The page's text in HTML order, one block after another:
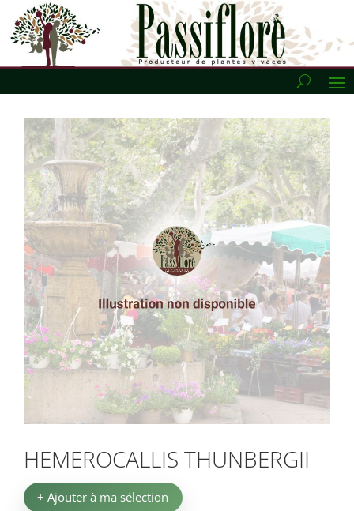
HEMEROCALLIS THUNBERGII
+ Ajouter à ma sélection